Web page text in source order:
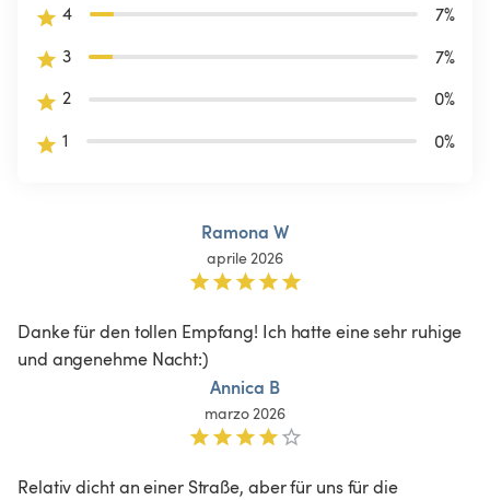
4
7%
3
7%
2
0%
1
0%
Ramona W
aprile 2026
Danke für den tollen Empfang! Ich hatte eine sehr ruhige
und angenehme Nacht:)
Annica B
marzo 2026
Relativ dicht an einer Straße, aber für uns für die